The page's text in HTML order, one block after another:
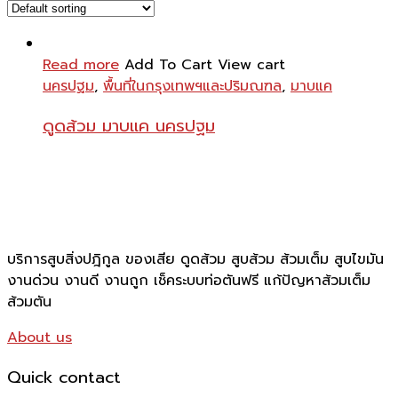
Read more Add To Cart View cart
นครปฐม, พื้นที่ในกรุงเทพฯและปริมณฑล, มาบแค
ดูดส้วม มาบแค นครปฐม
บริการสูบสิ่งปฎิกูล ของเสีย ดูดส้วม สูบส้วม ส้วมเต็ม สูบไขมัน
งานด่วน งานดี งานถูก เช็คระบบท่อตันฟรี แก้ปัญหาส้วมเต็ม
ส้วมตัน
About us
Quick contact